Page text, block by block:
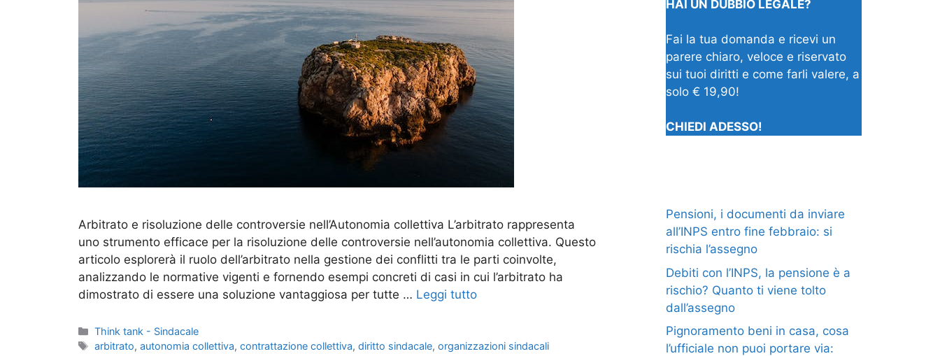
Arbitrato e risoluzione delle controversie nell’Autonomia collettiva L’arbitrato rappresenta
uno strumento efficace per la risoluzione delle controversie nell’autonomia collettiva. Questo
articolo esplorerà il ruolo dell’arbitrato nella gestione dei conflitti tra le parti coinvolte,
analizzando le normative vigenti e fornendo esempi concreti di casi in cui l’arbitrato ha
dimostrato di essere una soluzione vantaggiosa per tutte … Leggi tutto
Categorie
Think tank - Sindacale
Tag
arbitrato,autonomia collettiva,contrattazione collettiva,diritto sindacale,organizzazioni sindacali
HAI UN DUBBIO LEGALE?
Fai la tua domanda e ricevi un
parere chiaro, veloce e riservato
sui tuoi diritti e come farli valere, a
solo € 19,90!
CHIEDI ADESSO!
Pensioni, i documenti da inviare
all’INPS entro fine febbraio: si
rischia l’assegno
Debiti con l’INPS, la pensione è a
rischio? Quanto ti viene tolto
dall’assegno
Pignoramento beni in casa, cosa
l’ufficiale non puoi portare via: